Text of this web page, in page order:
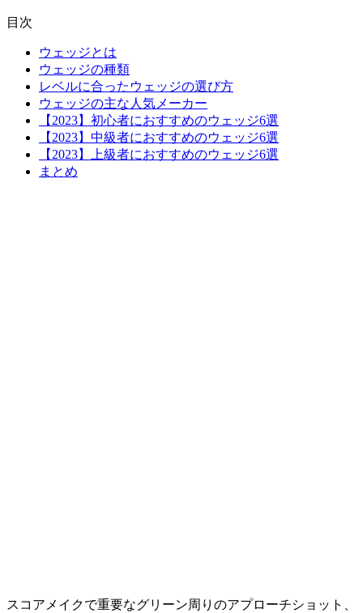
目次
ウェッジとは
ウェッジの種類
レベルに合ったウェッジの選び方
ウェッジの主な人気メーカー
【2023】初心者におすすめのウェッジ6選
【2023】中級者におすすめのウェッジ6選
【2023】上級者におすすめのウェッジ6選
まとめ
スコアメイクで重要なグリーン周りのアプローチショット、